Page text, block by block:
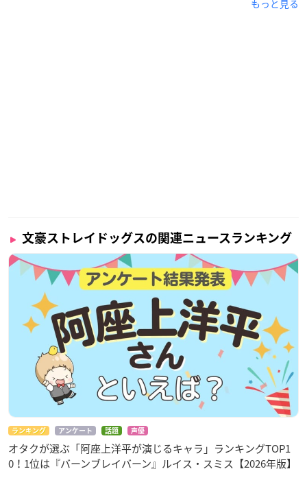
もっと見る
文豪ストレイドッグスの関連ニュースランキング
ランキング アンケート 話題 声優
オタクが選ぶ「阿座上洋平が演じるキャラ」ランキングTOP1
0！1位は『バーンブレイバーン』ルイス・スミス【2026年版】